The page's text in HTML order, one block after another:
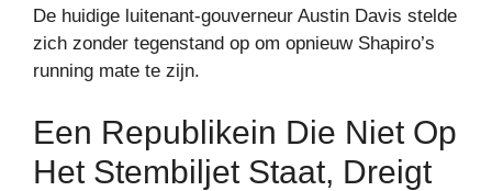
De huidige luitenant-gouverneur Austin Davis stelde
zich zonder tegenstand op om opnieuw Shapiro’s
running mate te zijn.
Een Republikein Die Niet Op
Het Stembiljet Staat, Dreigt